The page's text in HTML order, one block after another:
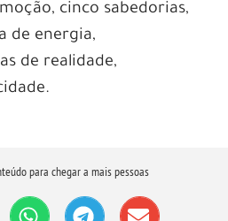
cinco sabedorias,
de energia,
de realidade,
para chegar a mais pessoas